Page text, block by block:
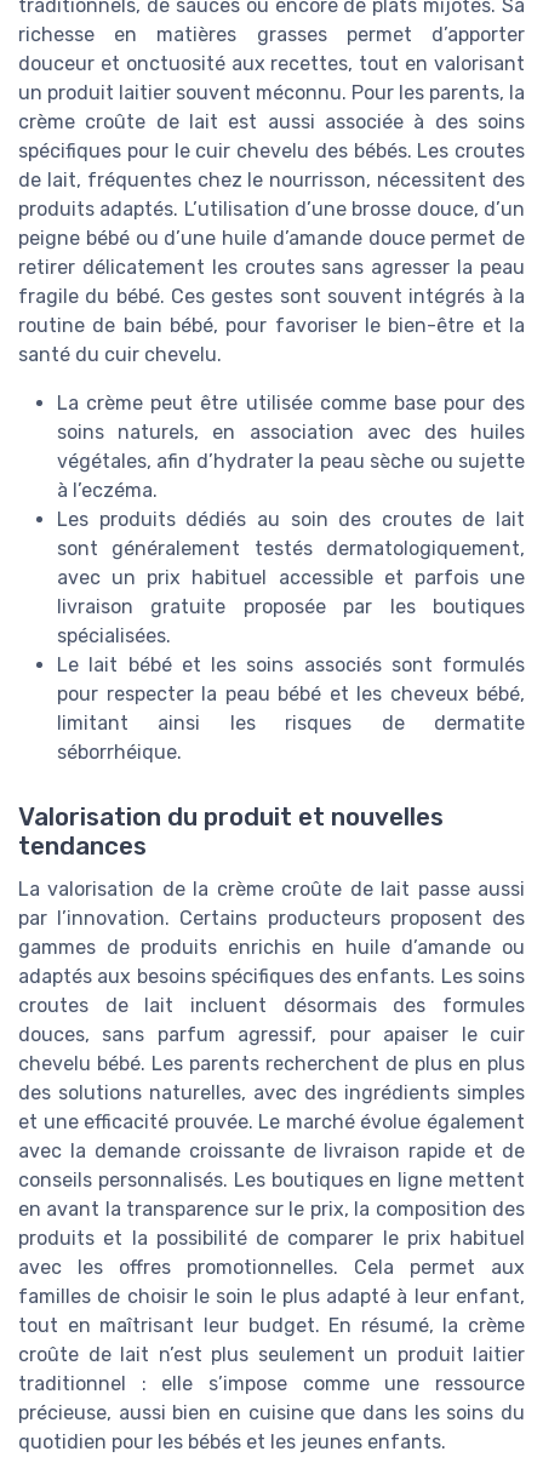
traditionnels, de sauces ou encore de plats mijotés. Sa
richesse en matières grasses permet d’apporter
douceur et onctuosité aux recettes, tout en valorisant
un produit laitier souvent méconnu. Pour les parents, la
crème croûte de lait est aussi associée à des soins
spécifiques pour le cuir chevelu des bébés. Les croutes
de lait, fréquentes chez le nourrisson, nécessitent des
produits adaptés. L’utilisation d’une brosse douce, d’un
peigne bébé ou d’une huile d’amande douce permet de
retirer délicatement les croutes sans agresser la peau
fragile du bébé. Ces gestes sont souvent intégrés à la
routine de bain bébé, pour favoriser le bien-être et la
santé du cuir chevelu.
La crème peut être utilisée comme base pour des
soins naturels, en association avec des huiles
végétales, afin d’hydrater la peau sèche ou sujette
à l’eczéma.
Les produits dédiés au soin des croutes de lait
sont généralement testés dermatologiquement,
avec un prix habituel accessible et parfois une
livraison gratuite proposée par les boutiques
spécialisées.
Le lait bébé et les soins associés sont formulés
pour respecter la peau bébé et les cheveux bébé,
limitant ainsi les risques de dermatite
séborrhéique.
Valorisation du produit et nouvelles
tendances
La valorisation de la crème croûte de lait passe aussi
par l’innovation. Certains producteurs proposent des
gammes de produits enrichis en huile d’amande ou
adaptés aux besoins spécifiques des enfants. Les soins
croutes de lait incluent désormais des formules
douces, sans parfum agressif, pour apaiser le cuir
chevelu bébé. Les parents recherchent de plus en plus
des solutions naturelles, avec des ingrédients simples
et une efficacité prouvée. Le marché évolue également
avec la demande croissante de livraison rapide et de
conseils personnalisés. Les boutiques en ligne mettent
en avant la transparence sur le prix, la composition des
produits et la possibilité de comparer le prix habituel
avec les offres promotionnelles. Cela permet aux
familles de choisir le soin le plus adapté à leur enfant,
tout en maîtrisant leur budget. En résumé, la crème
croûte de lait n’est plus seulement un produit laitier
traditionnel : elle s’impose comme une ressource
précieuse, aussi bien en cuisine que dans les soins du
quotidien pour les bébés et les jeunes enfants.